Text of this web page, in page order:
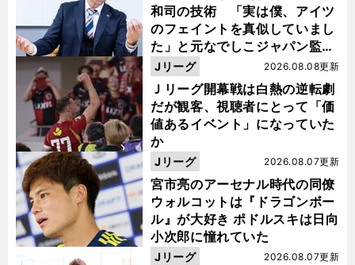
和司の技術 「実は僕、アイツ
のフェイントを真似していまし
た」と元なでしこジャパン監
督・佐々木則夫
Ｊリーグ開幕戦は白熱の逆転劇
だが観客、視聴者にとって「価
値あるイベント」になっていた
か
2026.08.08更新
Jリーグ
宮市亮のアーセナル時代の同僚
ウォルコットは『ドラゴンボー
ル』が大好き ポドルスキは日向
小次郎に憧れていた
2026.08.07更新
Jリーグ
2026.08.07更新
Jリーグ